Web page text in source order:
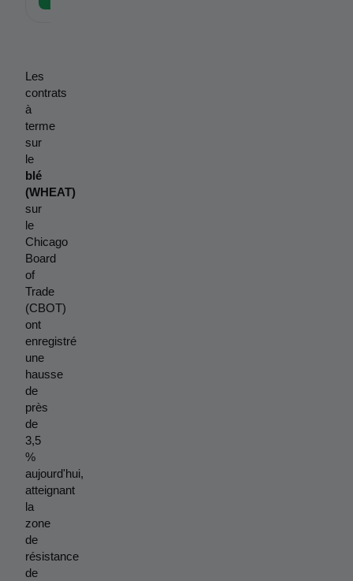
Les
contrats
à
terme
sur
blé
(WHEAT)
sur
le
Chicago
Board
of
Trade
(CBOT)
ont
enregistré
une
hausse
de
près
de
3,5
%
aujourd'hui,
atteignant
la
zone
de
résistance
de